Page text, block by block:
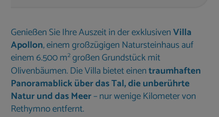
Genießen Sie Ihre Auszeit in der exklusivenVilla
Apollon, einem großzügigen Natursteinhaus auf
einem 6.500 m2großen Grundstück mit
Olivenbäumen. Die Villa bietet einentraumhaften
Panoramablick über das Tal, die unberührte
Natur und das Meer– nur wenige Kilometer von
Rethymno entfernt.